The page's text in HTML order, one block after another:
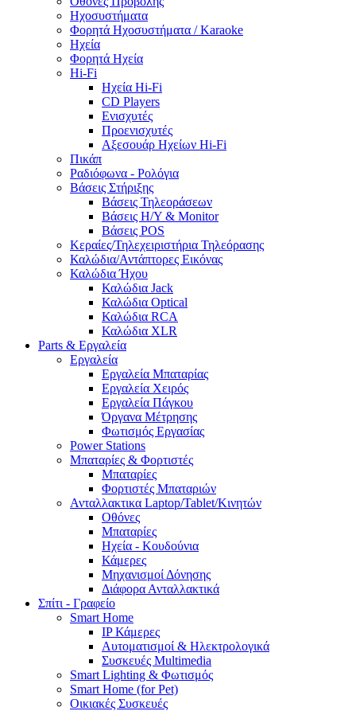
Ηχοσυστήματα
Φορητά Ηχοσυστήματα / Karaoke
Ηχεία
Φορητά Ηχεία
Hi-Fi
Ηχεία Hi-Fi
CD Players
Ενισχυτές
Προενισχυτές
Αξεσουάρ Ηχείων Hi-Fi
Πικάπ
Ραδιόφωνα - Ρολόγια
Βάσεις Στήριξης
Βάσεις Τηλεοράσεων
Βάσεις Η/Υ & Monitor
Βάσεις POS
Κεραίες/Τηλεχειριστήρια Τηλεόρασης
Καλώδια/Αντάπτορες Εικόνας
Καλώδια Ήχου
Καλώδια Jack
Καλώδια Optical
Καλώδια RCA
Καλώδια XLR
Parts & Εργαλεία
Εργαλεία
Εργαλεία Μπαταρίας
Εργαλεία Χειρός
Εργαλεία Πάγκου
Όργανα Μέτρησης
Φωτισμός Εργασίας
Power Stations
Μπαταρίες & Φορτιστές
Μπαταρίες
Φορτιστές Μπαταριών
Ανταλλακτικα Laptop/Tablet/Κινητών
Οθόνες
Μπαταρίες
Ηχεία - Κουδούνια
Κάμερες
Μηχανισμοί Δόνησης
Διάφορα Ανταλλακτικά
Σπίτι - Γραφείο
Smart Home
IP Κάμερες
Αυτοματισμοί & Ηλεκτρολογικά
Συσκευές Multimedia
Smart Lighting & Φωτισμός
Smart Home (for Pet)
Οικιακές Συσκευές